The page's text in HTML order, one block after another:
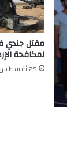
مقتل جندي
لمكافحة
29 أغسطس 2023